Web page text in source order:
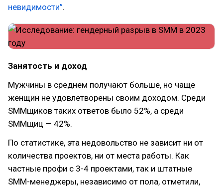
невидимости”.
Занятость и доход
Мужчины в среднем получают больше, но чаще
женщин не удовлетворены своим доходом. Среди
SMMщиков таких ответов было 52%, а среди
SMMщиц — 42%.
По статистике, эта недовольство не зависит ни от
количества проектов, ни от места работы. Как
частные профи с 3-4 проектами, так и штатные
SMM-менеджеры, независимо от пола, отметили,